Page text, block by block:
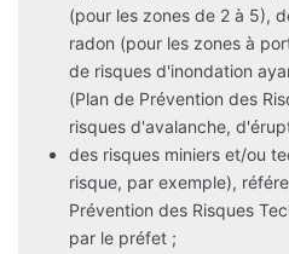
(pour les zones de 2 à 5),
radon (pour les zones à
de risques d'inondation
(Plan de Prévention des
risques d'avalanche,
des risques miniers et/ou
risque, par exemple),
Prévention des Risques
par le préfet ;